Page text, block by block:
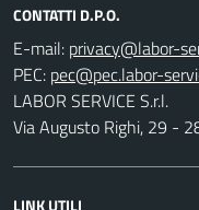
CONTATTI D.P.O.
E-mail:
PEC:
LABOR SERVICE S.r.l.
Via Augusto Righi, 29 -
LINK UTILI